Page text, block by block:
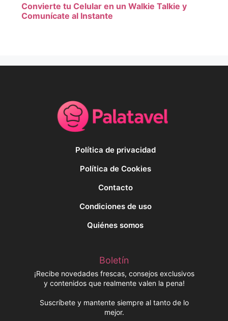
Convierte tu Celular en un Walkie Talkie y
Comunícate al Instante
Política de privacidad
Política de Cookies
Contacto
Condiciones de uso
Quiénes somos
Boletín
¡Recibe novedades frescas, consejos exclusivos
y contenidos que realmente valen la pena!
Suscríbete y mantente siempre al tanto de lo
mejor.